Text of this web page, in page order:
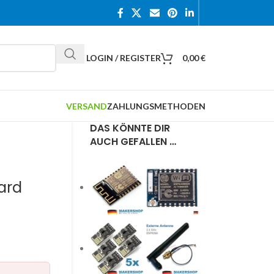
LOGIN / REGISTER 0,00€
VERSANDZAHLUNGSMETHODEN
DAS KÖNNTE DIR
AUCH GEFALLEN …